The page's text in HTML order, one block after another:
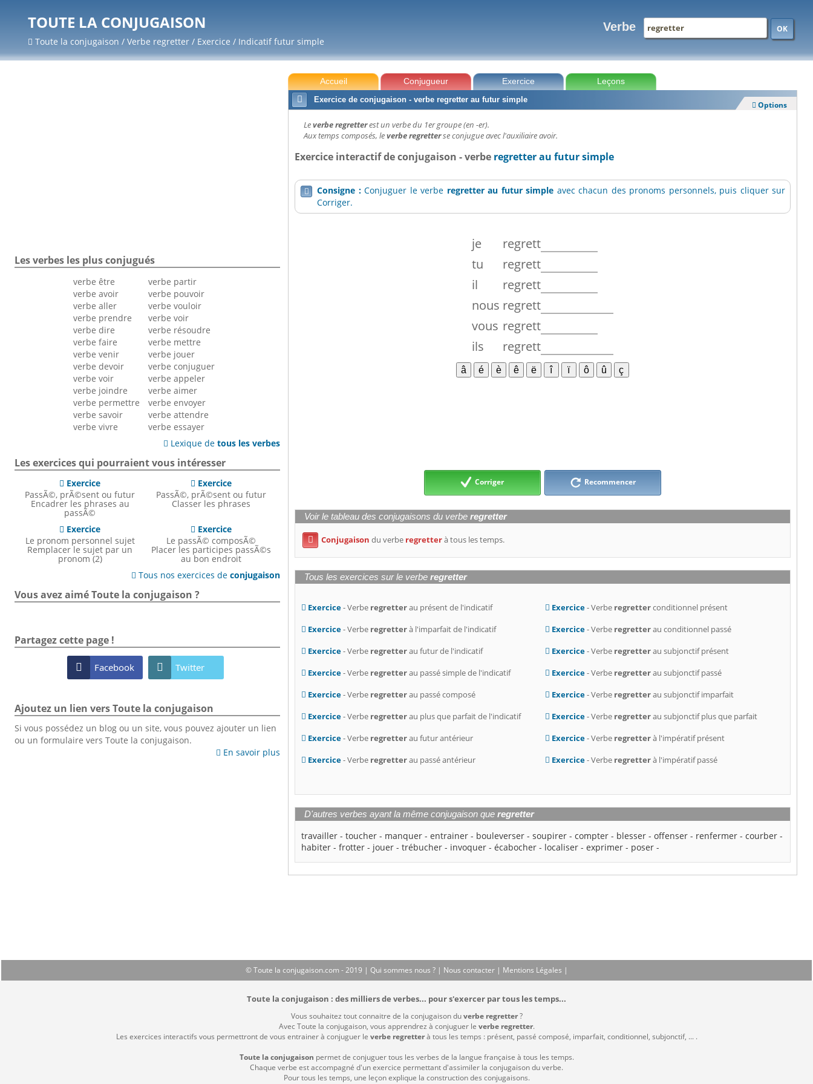
TOUTE LA CONJUGAISON
Toute la conjugaison / Verbe regretter / Exercice / Indicatif futur simple
Verbe OK
Accueil Conjugueur Exercice
Leçons

Exercice de conjugaison - verbe regretter au futur simple
 Options
Leverbe regretterest un verbe du 1er groupe (en -er).
Aux temps composés, leverbe regretterse conjugue avec l'auxiliaire avoir.
Exercice interactif de conjugaison - verbe regretter au futur simple
 Consigne :Conjuguer le verbe regretter au futur simple avec chacun des pronoms personnels, puis cliquer sur
Corriger.
je
regrett
tu
regrett
il
regrett
nous regrett
vous regrett
ils
regrett
Corriger Recommencer
Voir le tableau des conjugaisons du verberegretter
 Conjugaison du verbe regretterà tous les temps.
Tous les exercices sur le verberegretter
Exercice- Verbe regretterau présent de l'indicatif
Exercice- Verbe regretterà l'imparfait de l'indicatif
Exercice- Verbe regretterau futur de l'indicatif
Exercice- Verbe regretterau passé simple de l'indicatif
Exercice- Verbe regretterau passé composé
Exercice- Verbe regretterau plus que parfait de l'indicatif
Exercice- Verbe regretterau futur antérieur
Exercice- Verbe regretterau passé antérieur
Exercice- Verbe regretterconditionnel présent
Exercice- Verbe regretterau conditionnel passé
Exercice- Verbe regretterau subjonctif présent
Exercice- Verbe regretterau subjonctif passé
Exercice- Verbe regretterau subjonctif imparfait
Exercice- Verbe regretterau subjonctif plus que parfait
Exercice- Verbe regretterà l'impératif présent
Exercice- Verbe regretterà l'impératif passé
D'autres verbes ayant la même conjugaison queregretter
travailler -toucher - manquer -entrainer - bouleverser -soupirer -compter - blesser -offenser - renfermer -courber -
habiter -frotter - jouer -trébucher - invoquer -écabocher - localiser -exprimer - poser -
Les verbes les plus conjugués
verbe être
verbe avoir
verbe aller
verbe prendre
verbe dire
verbe faire
verbe venir
verbe devoir
verbe voir
verbe joindre
verbe permettre
verbe savoir
verbe vivre
verbe partir
verbe pouvoir
verbe vouloir
verbe voir
verbe résoudre
verbe mettre
verbe jouer
verbe conjuguer
verbe appeler
verbe aimer
verbe envoyer
verbe attendre
verbe essayer
 Lexique detous les verbes
Les exercices qui pourraient vous intéresser
 Exercice
PassÃ©, prÃ©sent ou futur
Encadrer les phrases au
passÃ©
 Exercice
PassÃ©, prÃ©sent ou futur
Classer les phrases
 Exercice
Le pronom personnel sujet
Remplacer le sujet par un
pronom (2)
 Exercice
Le passÃ© composÃ©
Placer les participes passÃ©s
au bon endroit
 Tous nos exercices deconjugaison
Vous avez aimé Toute la conjugaison ?
Partagez cette page !
 Facebook  Twitter
Ajoutez un lien vers Toute la conjugaison
Si vous possédez un blog ou un site, vous pouvez ajouter un lien
ou un formulaire vers Toute la conjugaison.
 En savoir plus
© Toute la conjugaison.com - 2019 | Qui sommes nous ? | Nous contacter | Mentions Légales |
Toute la conjugaison : des milliers de verbes... pour s'exercer par tous les temps...
Vous souhaitez tout connaitre de la conjugaison duverbe regretter?
Avec Toute la conjugaison, vous apprendrez à conjuguer le verbe regretter.
Les exercices interactifs vous permettront de vous entrainer à conjuguer le verbe regretterà tous les temps : présent, passé composé, imparfait, conditionnel, subjonctif, ... .
Toute la conjugaison permet de conjuguer tous les verbes de la langue française à tous les temps.
Chaque verbe est accompagné d'un exercice permettant d'assimiler la conjugaison du verbe.
Pour tous les temps, une leçon explique la construction des conjugaisons.